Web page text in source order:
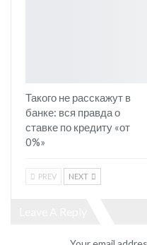
Такого не расскажут в
банке: вся правда о
ставке по кредиту «от
0%»
PREV NEXT